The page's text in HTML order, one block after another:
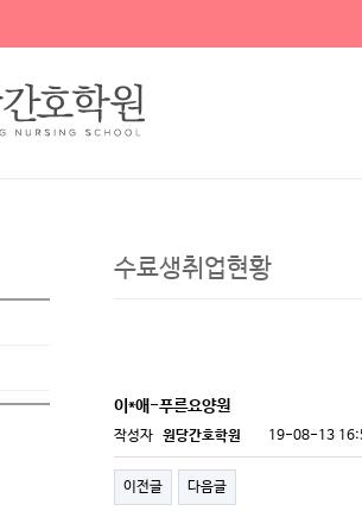
수료생취업현황
이*애-푸른요양원
작성자 원당간호학원 19-08-13
이전글 다음글